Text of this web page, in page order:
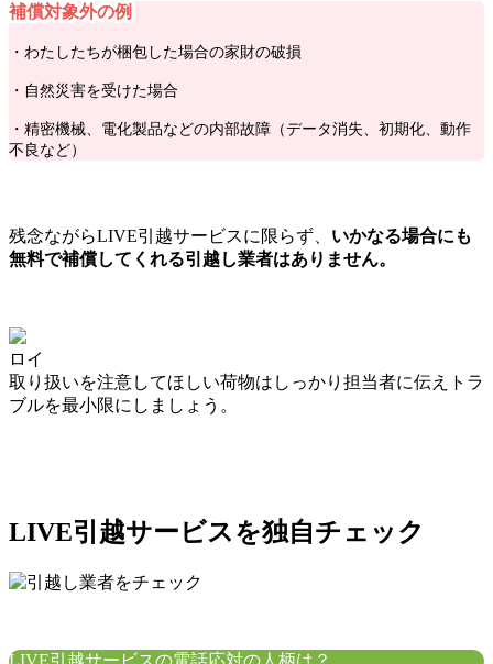
補償対象外の例
・わたしたちが梱包した場合の家財の破損
・自然災害を受けた場合
・精密機械、電化製品などの内部故障（データ消失、初期化、動作
不良など）
残念ながらLIVE引越サービスに限らず、 いかなる場合にも
無料で補償してくれる引越し業者はありません。
ロイ
取り扱いを注意してほしい荷物はしっかり担当者に伝えトラ
ブルを最小限にしましょう。
LIVE引越サービスを独自チェック
LIVE引越サービスの電話応対の人柄は？